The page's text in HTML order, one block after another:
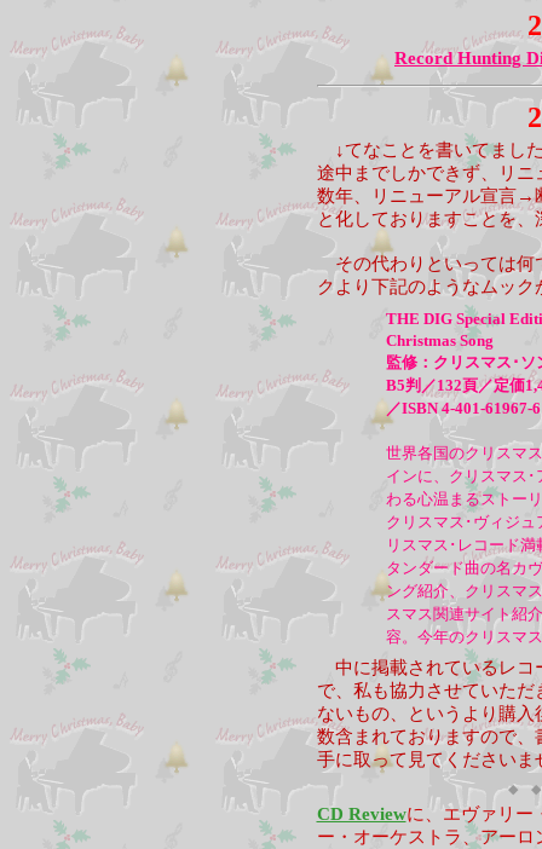
Record Hunting
↓てなことを書いてまし
途中までしかできず、リ
数年、リニューアル宣言→
と化しておりますことを
その代わりといっては何
クより下記のようなムック
THE DIG Special
Christmas Song
監修：クリスマス･ソ
B5判／132頁／定価
／ISBN 4-401-61967-6
世界各国のクリスマ
インに、クリスマス
わる心温まるストー
クリスマス･ヴィジ
リスマス･レコード
タンダード曲の名カ
ング紹介、クリスマ
スマス関連サイト紹
容。今年のクリスマ
中に掲載されているレコ
で、私も協力させていた
ないもの、というより購
数含まれておりますので
手に取って見てくださいま
◆
CD Reviewに、エヴァリー
ー・オーケストラ、アー